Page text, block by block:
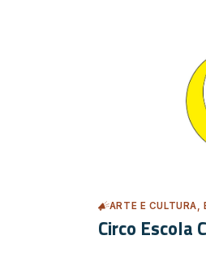
ARTE E CULTURA,
Circo Escola